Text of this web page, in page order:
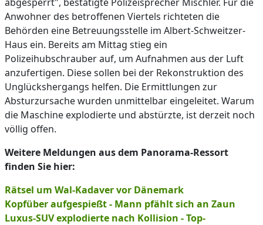
Anwohner des betroffenen Viertels richteten die
Behörden eine Betreuungsstelle im Albert-Schweitzer-
Haus ein. Bereits am Mittag stieg ein
Polizeihubschrauber auf, um Aufnahmen aus der Luft
anzufertigen. Diese sollen bei der Rekonstruktion des
Unglückshergangs helfen. Die Ermittlungen zur
Absturzursache wurden unmittelbar eingeleitet. Warum
die Maschine explodierte und abstürzte, ist derzeit noch
völlig offen.
Weitere Meldungen aus dem Panorama-Ressort
finden Sie hier:
Rätsel um Wal-Kadaver vor Dänemark
Kopfüber aufgespießt - Mann pfählt sich an Zaun
Luxus-SUV explodierte nach Kollision - Top-